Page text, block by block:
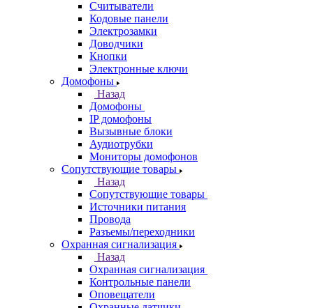
Считыватели
Кодовые панели
Электрозамки
Доводчики
Кнопки
Электронные ключи
Домофоны
Назад
Домофоны
IP домофоны
Вызывные блоки
Аудиотрубки
Мониторы домофонов
Сопутствующие товары
Назад
Сопутствующие товары
Источники питания
Провода
Разъемы/переходники
Охранная сигнализация
Назад
Охранная сигнализация
Контрольные панели
Оповещатели